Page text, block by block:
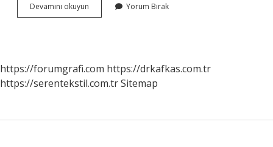
Devamını okuyun
Hangi
Yorum Bırak
https://forumgrafi.com https://drkafkas.com.tr
https://serentekstil.com.trSitemap